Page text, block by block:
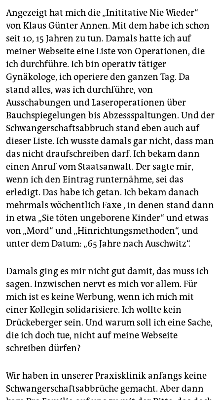
abschaffen oder zumindest ändern, die
Unionsparteien wollen will ihn in seiner jetzigen Form
beibehalten. Die SPD hat der Union nun ein Ultimatum
gesetzt – sollte es bis zum Herbst dieses Jahres keine
gemeinsame Lösung geben, werde man wohl mit den
„reformwilligen Fraktionen“ im Bundestag zur Tat
schreiten müssen. Die Union reagierte darauf empört
und drohte, dass Drohungen nicht in Ordnung seien.
Der nächste Schritt:Während die Bundesregierung
darüber streitet, was als Nächstes passieren soll –
oder ob überhaupt –, debattiert am Freitag der
Bundesrat über Paragraf 219a. Dort haben die Länder
Berlin, Bremen, Hamburg, Brandenburg und
Thüringen die Streichung des Paragrafen beantragt.
(dir)
Angezeigt hat mich die „Inititative Nie Wieder“
von Klaus Günter Annen. Mit dem habe ich schon
seit 10, 15 Jahren zu tun. Damals hatte ich auf
meiner Webseite eine Liste von Operationen, die
ich durchführe. Ich bin operativ tätiger
Gynäkologe, ich operiere den ganzen Tag. Da
stand alles, was ich durchführe, von
Ausschabungen und Laseroperationen über
Bauchspiegelungen bis Abzessspaltungen. Und der
Schwangerschaftsabbruch stand eben auch auf
dieser Liste. Ich wusste damals gar nicht, dass man
das nicht draufschreiben darf. Ich bekam dann
einen Anruf vom Staatsanwalt. Der sagte mir,
wenn ich den Eintrag runternähme, sei das
erledigt. Das habe ich getan. Ich bekam danach
mehrmals wöchentlich Faxe , in denen stand dann
in etwa „Sie töten ungeborene Kinder“ und etwas
von „Mord“ und „Hinrichtungsmethoden“, und
unter dem Datum: „65 Jahre nach Auschwitz“.
Damals ging es mir nicht gut damit, das muss ich
sagen. Inzwischen nervt es mich vor allem. Für
mich ist es keine Werbung, wenn ich mich mit
einer Kollegin solidarisiere. Ich wollte kein
Drückeberger sein. Und warum soll ich eine Sache,
die ich doch tue, nicht auf meine Webseite
schreiben dürfen?
Wir haben in unserer Praxisklinik anfangs keine
Schwangerschaftsabbrüche gemacht. Aber dann